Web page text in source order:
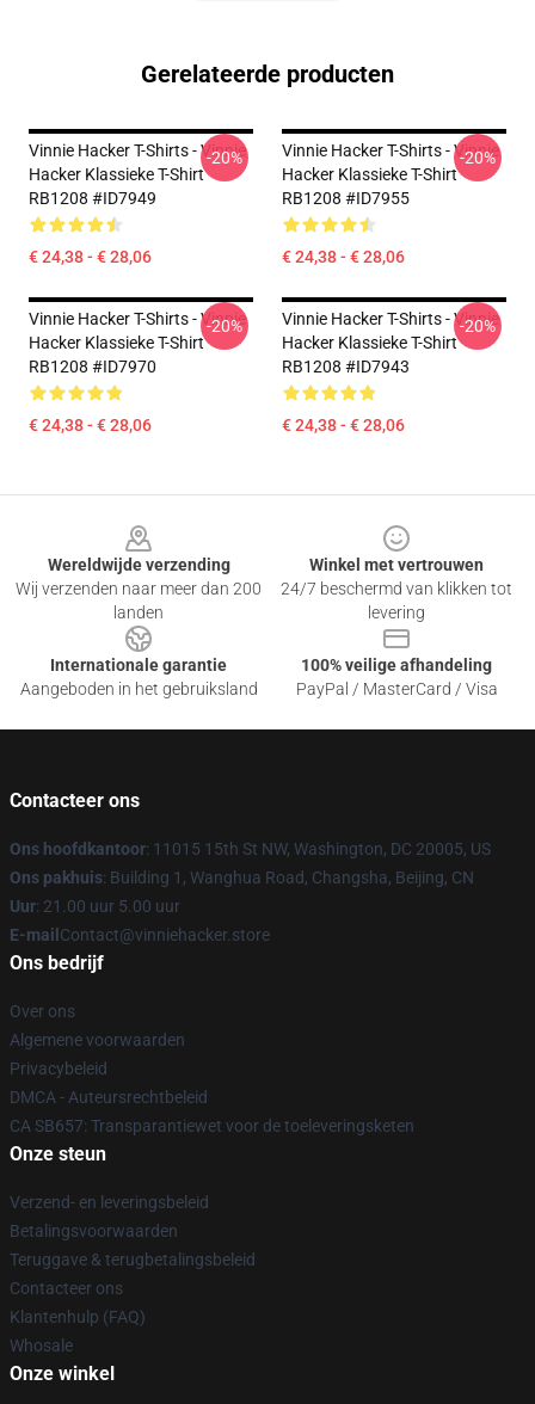
Gerelateerde producten
Vinnie Hacker T-Shirts - Vinnie
Hacker Klassieke T-Shirt
RB1208 #ID7949
€ 24,38 - € 28,06
-20%
Vinnie Hacker T-Shirts - Vinnie
Hacker Klassieke T-Shirt
RB1208 #ID7955
€ 24,38 - € 28,06
-20%
Vinnie Hacker T-Shirts - Vinnie
Hacker Klassieke T-Shirt
RB1208 #ID7970
€ 24,38 - € 28,06
-20%
Vinnie Hacker T-Shirts - Vinnie
Hacker Klassieke T-Shirt
RB1208 #ID7943
€ 24,38 - € 28,06
-20%
Wereldwijde verzending
Wij verzenden naar meer dan 200
landen
Winkel met vertrouwen
24/7 beschermd van klikken tot
levering
Internationale garantie
Aangeboden in het gebruiksland
100% veilige afhandeling
PayPal / MasterCard / Visa
Contacteer ons
Ons hoofdkantoor: 11015 15th St NW, Washington, DC 20005, US
Ons pakhuis: Building 1, Wanghua Road, Changsha, Beijing, CN
Uur: 21.00 uur 5.00 uur
E-mail Contact@vinniehacker.store
Ons bedrijf
Over ons
Algemene voorwaarden
Privacybeleid
DMCA - Auteursrechtbeleid
CA SB657: Transparantiewet voor de toeleveringsketen
Onze steun
Verzend- en leveringsbeleid
Betalingsvoorwaarden
Teruggave & terugbetalingsbeleid
Contacteer ons
Klantenhulp (FAQ)
Whosale
Onze winkel